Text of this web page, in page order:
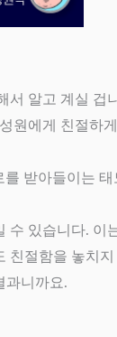
알고 계실
원에게 친절
받아들이는
있습니다.
절함을 놓치
과니까요.